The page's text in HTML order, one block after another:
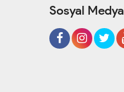
Sosyal Medya